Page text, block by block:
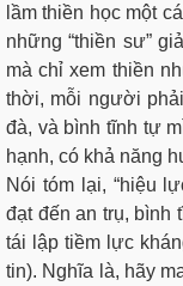
lầm thiền học một
những “thiền sư”
mà chỉ xem thiền
thời, mỗi người
đà, và bình tĩnh tự
hạnh, có khả năng
Nói tóm lại, “hiệu
đạt đến an trụ, bình
tái lập tiềm lực
tin). Nghĩa là, hãy